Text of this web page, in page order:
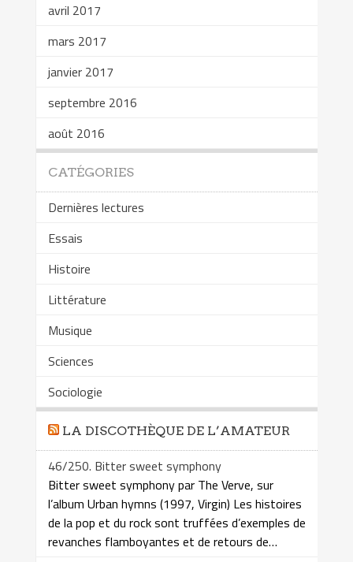
avril 2017
mars 2017
janvier 2017
septembre 2016
août 2016
CATÉGORIES
Dernières lectures
Essais
Histoire
Littérature
Musique
Sciences
Sociologie
LA DISCOTHÈQUE DE L’AMATEUR
46/250. Bitter sweet symphony
Bitter sweet symphony par The Verve, sur
l’album Urban hymns (1997, Virgin) Les histoires
de la pop et du rock sont truffées d’exemples de
revanches flamboyantes et de retours de…